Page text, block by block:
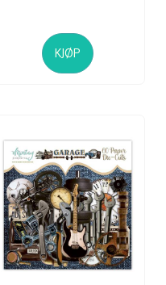
KJØP